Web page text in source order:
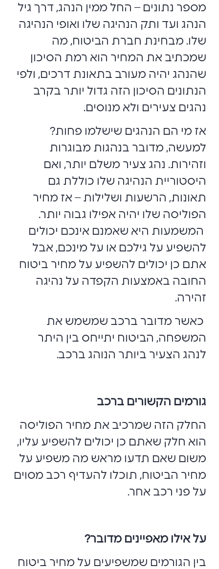
מספר נתונים – החל ממין הנהג, דרך גיל
הנהג ועד ותק הנהיגה שלו ואופי הנהיגה
שלו. מבחינת חברת הביטוח, מה
שמכתיב את המחיר הוא רמת הסיכון
שהנהג יהיה מעורב בתאונת דרכים, ולפי
הנתונים הסיכון הזה גדול יותר בקרב
נהגים צעירים ולא מנוסים.
אז מי הם הנהגים שישלמו פחות?
למעשה, מדובר בנהגות מבוגרות
וזהירות. נהג צעיר משלם יותר, ואם
היסטוריית הנהיגה שלו כוללת גם
תאונות, הרשעות ושלילות – אז מחיר
הפוליסה שלו יהיה אפילו גבוה יותר.
המשמעות היא שאמנם אינכם יכולים
להשפיע על גילכם או על מינכם, אבל
אתם כן יכולים להשפיע על מחיר ביטוח
החובה באמצעות הקפדה על נהיגה
זהירה.
כאשר מדובר ברכב שמשמש את
המשפחה, הביטוח יתייחס בין היתר
לנהג הצעיר ביותר הנוהג ברכב.
גורמים הקשורים ברכב
החלק הזה שמרכיב את מחיר הפוליסה
הוא חלק שאתם כן יכולים להשפיע עליו,
משום שאם תדעו מראש מה משפיע על
מחיר הביטוח, תוכלו להעדיף רכב מסוים
על פני רכב אחר.
על אילו מאפיינים מדובר?
בין הגורמים שמשפיעים על מחיר ביטוח